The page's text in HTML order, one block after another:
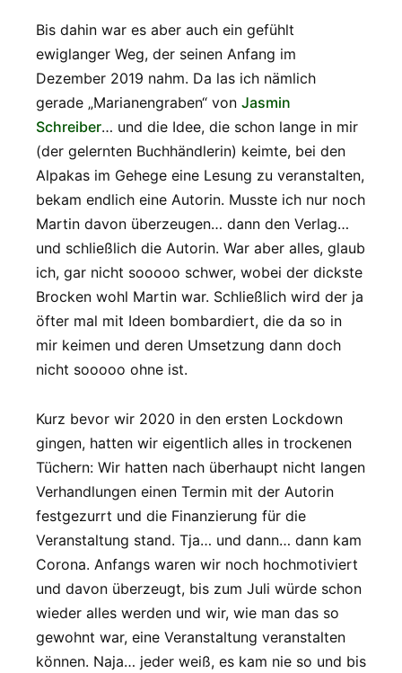
Bis dahin war es aber auch ein gefühlt
ewiglanger Weg, der seinen Anfang im
Dezember 2019 nahm. Da las ich nämlich
gerade „Marianengraben“ von Jasmin
Schreiber… und die Idee, die schon lange in mir
(der gelernten Buchhändlerin) keimte, bei den
Alpakas im Gehege eine Lesung zu veranstalten,
bekam endlich eine Autorin. Musste ich nur noch
Martin davon überzeugen… dann den Verlag…
und schließlich die Autorin. War aber alles, glaub
ich, gar nicht sooooo schwer, wobei der dickste
Brocken wohl Martin war. Schließlich wird der ja
öfter mal mit Ideen bombardiert, die da so in
mir keimen und deren Umsetzung dann doch
nicht sooooo ohne ist.
Kurz bevor wir 2020 in den ersten Lockdown
gingen, hatten wir eigentlich alles in trockenen
Tüchern: Wir hatten nach überhaupt nicht langen
Verhandlungen einen Termin mit der Autorin
festgezurrt und die Finanzierung für die
Veranstaltung stand. Tja… und dann… dann kam
Corona. Anfangs waren wir noch hochmotiviert
und davon überzeugt, bis zum Juli würde schon
wieder alles werden und wir, wie man das so
gewohnt war, eine Veranstaltung veranstalten
können. Naja… jeder weiß, es kam nie so und bis